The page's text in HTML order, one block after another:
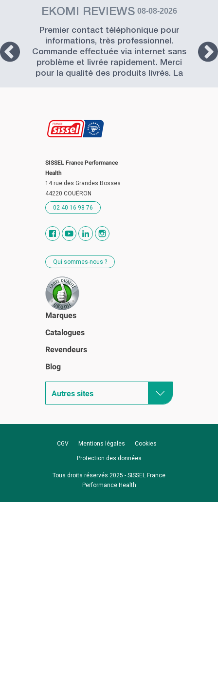
EKOMI REVIEWS 08-08-2026
Premier contact téléphonique pour
informations, très professionnel.
Commande effectuée via internet sans
problème et livrée rapidement. Merci
pour la qualité des produits livrés. La
SISSEL France Performance
Health
14 rue des Grandes Bosses
44220 COUËRON
02 40 16 98 76
Qui sommes-nous ?
Marques
Catalogues
Revendeurs
Blog
Autres sites
CGV Mentions légales Cookies
Protection des données
Tous droits réservés 2025 - SISSEL France
Performance Health